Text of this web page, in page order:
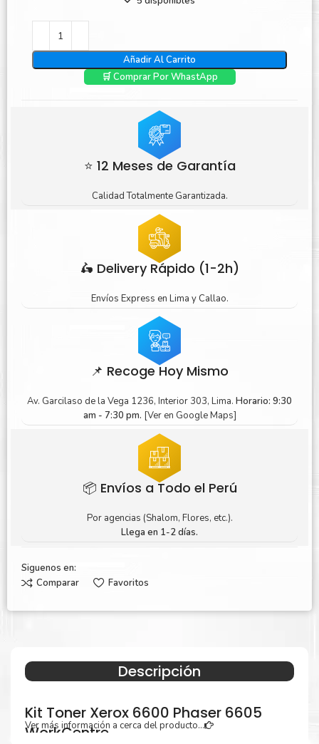
Añadir Al Carrito
🛒 Comprar Por WhastApp
⭐ 12 Meses de Garantía
Calidad Totalmente Garantizada.
🛵 Delivery Rápido (1-2h)
Envíos Express en Lima y Callao.
📌 Recoge Hoy Mismo
Av. Garcilaso de la Vega 1236, Interior 303, Lima. Horario: 9:30
am - 7:30 pm. [Ver en Google Maps]
📦 Envíos a Todo el Perú
Por agencias (Shalom, Flores, etc.).
Llega en 1-2 días.
Siguenos en:
Comparar
Favoritos
Descripción
Kit Toner Xerox 6600 Phaser 6605
WorkCentre
Ver más información a cerca del producto...